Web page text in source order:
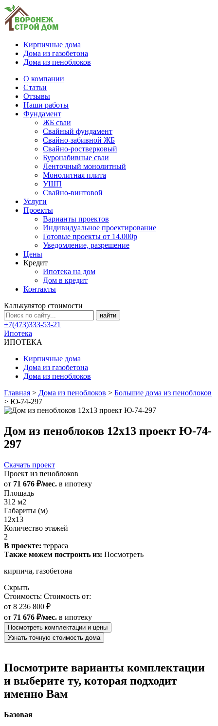
Кирпичные дома
Дома из газобетона
Дома из пеноблоков
О компании
Статьи
Отзывы
Наши работы
Фундамент
ЖБ сваи
Свайный фундамент
Свайно-забивной ЖБ
Свайно-ростверковый
Буронабивные сваи
Ленточный монолитный
Монолитная плита
УШП
Свайно-винтовой
Услуги
Проекты
Варианты проектов
Индивидуальное проектирование
Готовые проекты от 14.000р
Уведомление, разрешение
Цены
Кредит
Ипотека на дом
Дом в кредит
Контакты
Калькулятор стоимости
+7(473)333-53-21
Ипотека
ИПОТЕКА
Кирпичные дома
Дома из газобетона
Дома из пеноблоков
Главная > Дома из пеноблоков > Большие дома из пеноблоков
> Ю-74-297
Дом из пеноблоков 12x13 проект Ю-74-
297
Скачать проект
Проект из пеноблоков
от 71 676 ₽/мес. в ипотеку
Площадь
312 м2
Габариты (м)
12x13
Количество этажей
2
В проекте: терраса
Также можем построить из: Посмотреть
кирпича, газобетона
Скрыть
Стоимость: Стоимость от:
от 8 236 800 ₽
от 71 676 ₽/мес. в ипотеку
Посмотреть комплектации и цены
Узнать точную стоимость дома
Посмотрите варианты комплектации
и выберите ту, которая подходит
именно Вам
Базовая